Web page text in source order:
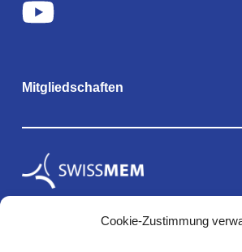
Cookie-Zustimmung
Mitgliedschaften